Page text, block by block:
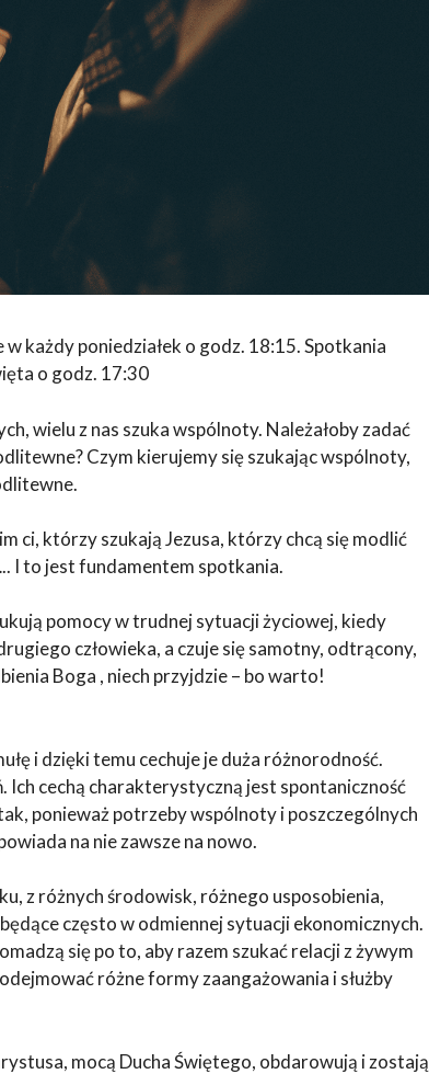
każdy poniedziałek o godz. 18:15. Spotkania
o godz. 17:30
wielu z nas szuka wspólnoty. Należałoby zadać
Czym kierujemy się szukając wspólnoty,
ci, którzy szukają Jezusa, którzy chcą się modlić
I to jest fundamentem spotkania.
pomocy w trudnej sytuacji życiowej, kiedy
człowieka, a czuje się samotny, odtrącony,
Boga , niech przyjdzie – bo warto!
i dzięki temu cechuje je duża różnorodność.
cechą charakterystyczną jest spontaniczność
ponieważ potrzeby wspólnoty i poszczególnych
na nie zawsze na nowo.
z różnych środowisk, różnego usposobienia,
często w odmiennej sytuacji ekonomicznych.
się po to, aby razem szukać relacji z żywym
różne formy zaangażowania i służby
mocą Ducha Świętego, obdarowują i zostają